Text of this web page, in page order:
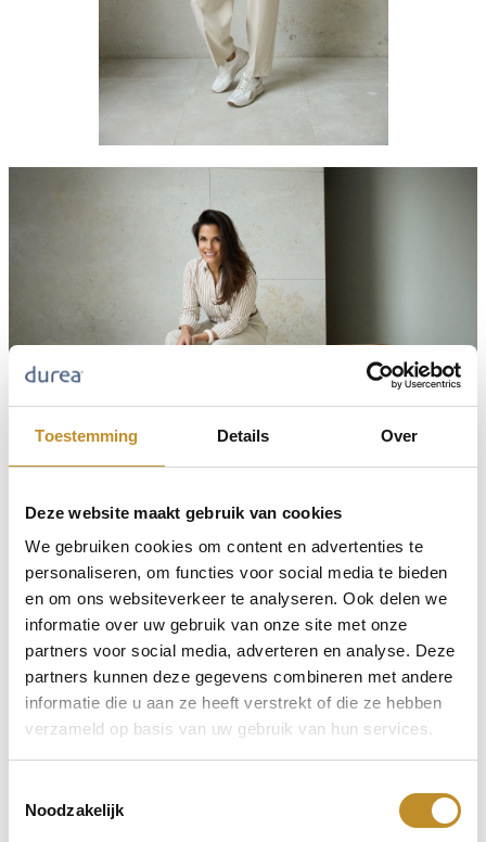
Toestemming Details Over
Deze website maakt gebruik van cookies
We gebruiken cookies om content en advertenties te
personaliseren, om functies voor social media te bieden
en om ons websiteverkeer te analyseren. Ook delen we
informatie over uw gebruik van onze site met onze
partners voor social media, adverteren en analyse. Deze
partners kunnen deze gegevens combineren met andere
informatie die u aan ze heeft verstrekt of die ze hebben
verzameld op basis van uw gebruik van hun services.
Noodzakelijk